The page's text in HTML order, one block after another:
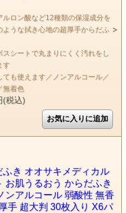
ルロン酸など12種類の保湿成分を
ような拭き心地の超厚手からだふ
スシートで丸まりにくく汚れをし
す
ても使えます／ノンアルコール／
無着色
(税込)
き オオサキメディカル
お肌うるおう からだふき
ンアルコール 弱酸性 無香
手 超大判 30枚入り X6パ